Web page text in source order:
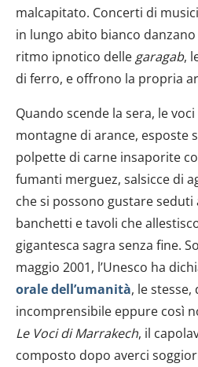
malcapitato. Concerti di
in lungo abito bianco
ritmo ipnotico delle garagab,
di ferro, e offrono la propria
Quando scende la sera, le
montagne di arance, esposte
polpette di carne insaporite
fumanti merguez, salsicce di
che si possono gustare seduti
banchetti e tavoli che
gigantesca sagra senza fine.
maggio 2001, l’Unesco ha
orale dell’umanità, le stesse,
incomprensibile eppure così
Le Voci di Marrakech, il
composto dopo averci